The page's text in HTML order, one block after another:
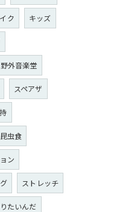
ク キッズ
外音楽堂
スペアザ
昆虫食
ン
ストレッチ
たいんだ